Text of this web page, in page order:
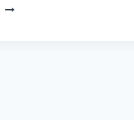
STEINIGES